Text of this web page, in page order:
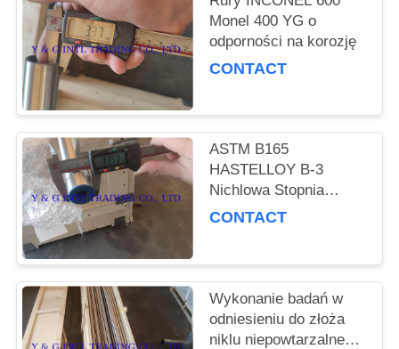
PRIVACY
POLICY
Monel 400 YG o
odporności na korozję
CONTACT
ASTM B165
HASTELLOY B-3
Nichlowa Stopnia
Bezszwowa Rurka
CONTACT
Wykonanie badań w
odniesieniu do złoża
niklu niepowtarzalnego